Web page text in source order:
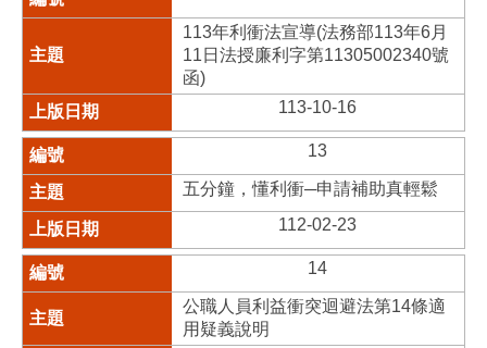
113年利衝法宣導(法務部113年6月
11日法授廉利字第11305002340號
函)
113-10-16
13
五分鐘，懂利衝─申請補助真輕鬆
112-02-23
14
公職人員利益衝突迴避法第14條適
用疑義說明